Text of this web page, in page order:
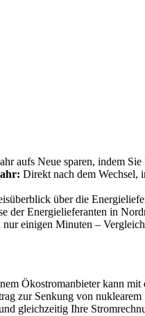
aufs Neue sparen, indem
Direkt nach dem Wechsel,
über die
der Energielieferanten in
einigen Minuten –
Ökostromanbieter kann
zur Senkung von
gleichzeitig Ihre